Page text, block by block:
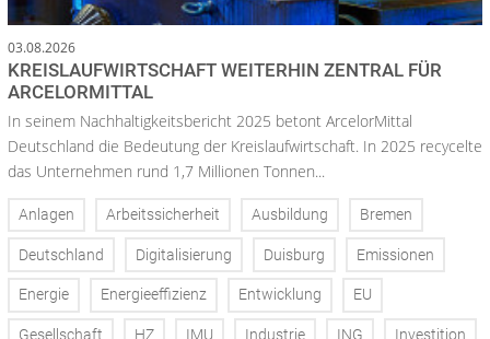
03.08.2026
KREISLAUFWIRTSCHAFT WEITERHIN ZENTRAL FÜR
ARCELORMITTAL
In seinem Nachhaltigkeitsbericht 2025 betont ArcelorMittal
Deutschland die Bedeutung der Kreislaufwirtschaft. In 2025 recycelte
das Unternehmen rund 1,7 Millionen Tonnen...
Anlagen Arbeitssicherheit Ausbildung Bremen
Deutschland Digitalisierung Duisburg Emissionen
Energie Energieeffizienz Entwicklung EU